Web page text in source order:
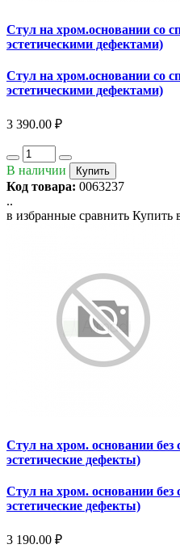
Стул на хром.основании со
эстетическими дефектами)
Стул на хром.основании со
эстетическими дефектами)
3 390.00 ₽
В наличии Купить
Код товара: 0063237
..
в избранные сравнить Купить
Стул на хром. основании
эстетические дефекты)
Стул на хром. основании
эстетические дефекты)
3 190.00 ₽